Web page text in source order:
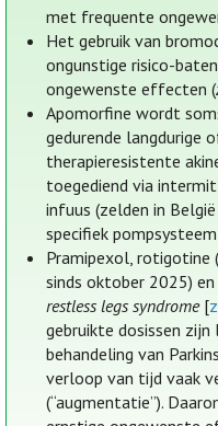
met frequente
Het gebruik van
ongunstige risico-
ongewenste effecten (
Apomorfine wordt
gedurende langdurige
therapieresistente
toegediend via
infuus (zelden in
specifiek
Pramipexol, rotigotine
sinds oktober 2025)
restless legs syndrome[
gebruikte dosissen zijn
behandeling van
verloop van tijd vaak
(“augmentatie”).